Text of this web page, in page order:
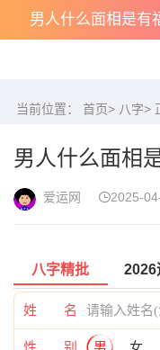
男人什么面相是有
当前位置： 首页> 八字>
男人什么面相
爱运网 2025-
八字精批 2026
姓 名
性 别 男 女